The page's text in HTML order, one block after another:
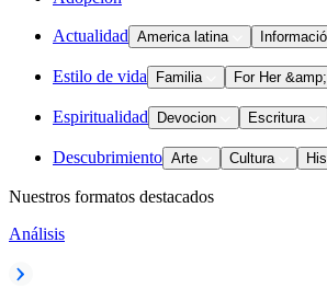
Actualidad America latina
Estilo de vida Familia For Her
Espiritualidad Devocion Escritura
Descubrimiento Arte Cultura
Nuestros formatos destacados
Análisis